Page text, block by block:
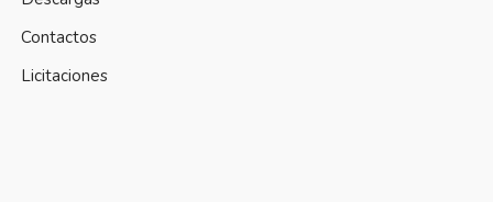
Contactos
Licitaciones